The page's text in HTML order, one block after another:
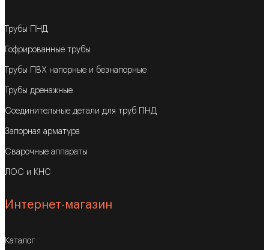
Трубы ПНД
Гофрированные трубы
Трубы ПВХ напорные и безнапорные
Трубы дренажные
Соединительные детали для труб ПНД
Запорная арматура
Сварочные аппараты
ЛОС и КНС
Интернет-магазин
Каталог